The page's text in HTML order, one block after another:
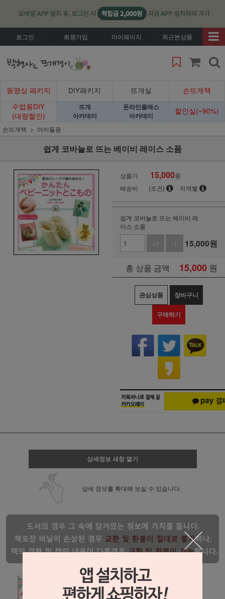
로그인 회원가입 마이페이지 최근본상품
동영상 패키지 DIY패키지 뜨개실
손뜨개책
수업용DIY
(대량할인)
뜨개
아카데미
온라인클래스
아카데미
할인실(~90%)
손뜨개책 아이들용
쉽게 코바늘로 뜨는 베이비 레이스 소품
상품가 15,000원
배송비
(조건) 지역별
쉽게 코바늘로 뜨는 베이비 레
이스 소품
+1
-1 15,000원
총 상품 금액 15,000 원
관심상품 장바구니
구매하기
상세정보 새창 열기
상세 정보를 확대해 보실 수 있습니다.